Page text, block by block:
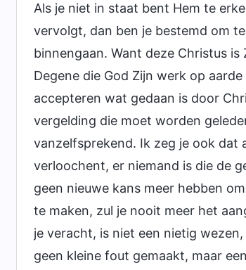
Als je niet in staat bent Hem te
vervolgt, dan ben je bestemd om
binnengaan. Want deze Christus
Degene die God Zijn werk op
accepteren wat gedaan is door
vergelding die moet worden
vanzelfsprekend. Ik zeg je ook dat
verloochent, er niemand is die de
geen nieuwe kans meer hebben
te maken, zul je nooit meer het
je veracht, is niet een nietig
geen kleine fout gemaakt, maar